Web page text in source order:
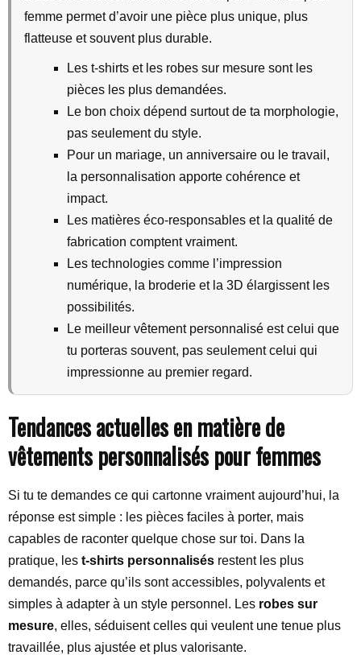
femme permet d’avoir une pièce plus unique, plus
flatteuse et souvent plus durable.
Les t-shirts et les robes sur mesure sont les
pièces les plus demandées.
Le bon choix dépend surtout de ta morphologie,
pas seulement du style.
Pour un mariage, un anniversaire ou le travail,
la personnalisation apporte cohérence et
impact.
Les matières éco-responsables et la qualité de
fabrication comptent vraiment.
Les technologies comme l’impression
numérique, la broderie et la 3D élargissent les
possibilités.
Le meilleur vêtement personnalisé est celui que
tu porteras souvent, pas seulement celui qui
impressionne au premier regard.
Tendances actuelles en matière de
vêtements personnalisés pour femmes
Si tu te demandes ce qui cartonne vraiment aujourd’hui, la
réponse est simple : les pièces faciles à porter, mais
capables de raconter quelque chose sur toi. Dans la
pratique, les t-shirts personnalisés restent les plus
demandés, parce qu’ils sont accessibles, polyvalents et
simples à adapter à un style personnel. Les robes sur
mesure, elles, séduisent celles qui veulent une tenue plus
travaillée, plus ajustée et plus valorisante.